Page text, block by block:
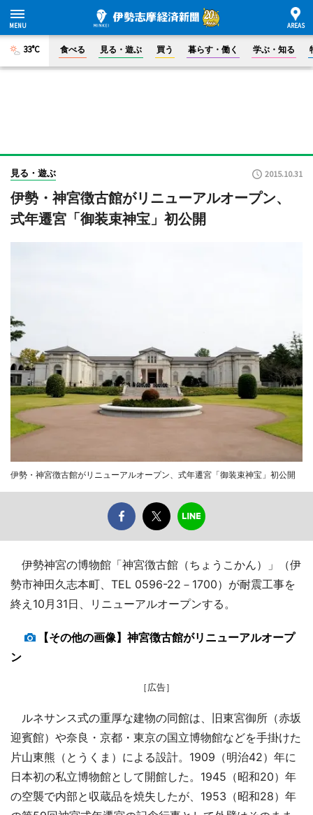
33°C 食べる 見る・遊ぶ 買う 暮らす・働く 学ぶ・知る
見る・遊ぶ 2015.10.31
伊勢・神宮徴古館がリニューアルオープン、
式年遷宮「御装束神宝」初公開
伊勢・神宮徴古館がリニューアルオープン、式年遷宮「御装束神宝」初公開
伊勢神宮の博物館「神宮徴古館（ちょうこかん）」（伊
勢市神田久志本町、TEL 0596-22－1700）が耐震工事を
終え10月31日、リニューアルオープンする。
【その他の画像】神宮徴古館がリニューアルオープ
ン
［広告］
ルネサンス式の重厚な建物の同館は、旧東宮御所（赤坂
迎賓館）や奈良・京都・東京の国立博物館などを手掛けた
片山東熊（とうくま）による設計。1909（明治42）年に
日本初の私立博物館として開館した。1945（昭和20）年
の空襲で内部と収蔵品を焼失したが、1953（昭和28）年